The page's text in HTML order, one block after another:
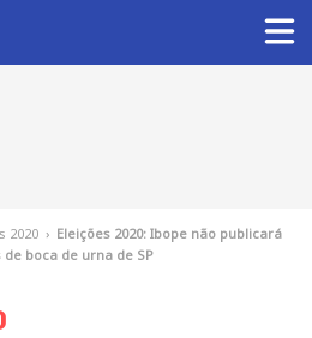
2020 › Eleições 2020: Ibope não publicará
de boca de urna de SP